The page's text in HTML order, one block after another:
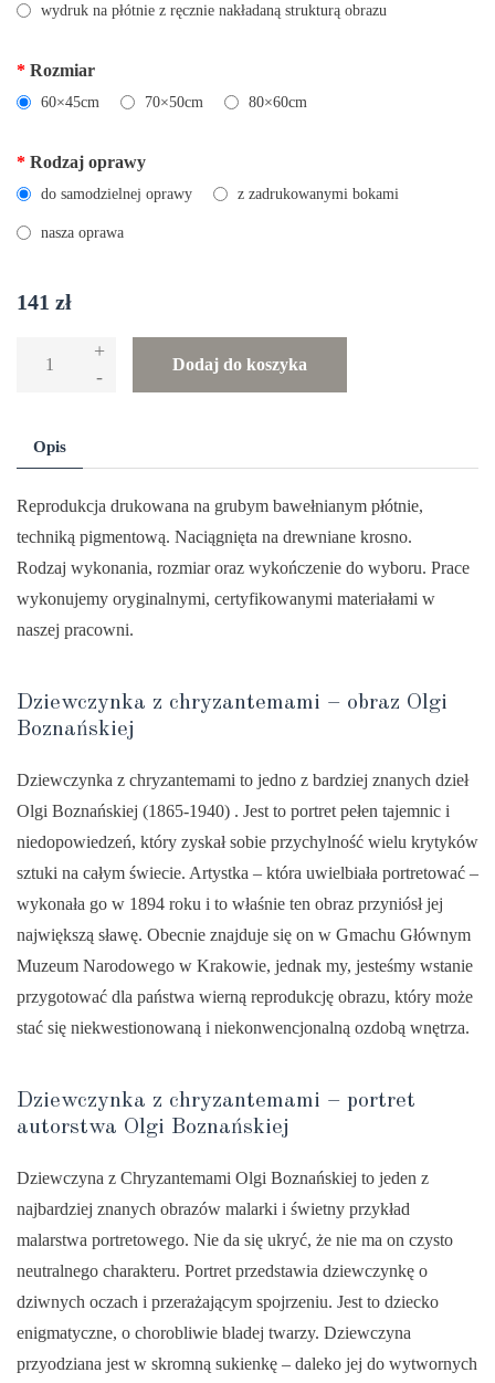
wydruk na płótnie z ręcznie nakładaną strukturą obrazu
* Rozmiar
60×45cm 70×50cm 80×60cm
* Rodzaj oprawy
do samodzielnej oprawy z zadrukowanymi bokami
nasza oprawa
141 zł
Reprodukcja
"Dziewczynka
z
chryzantemami"
-
Olga
Boznańska
+
-
Dodaj do koszyka
Opis
Reprodukcja drukowana na grubym bawełnianym płótnie,
techniką pigmentową. Naciągnięta na drewniane krosno.
Rodzaj wykonania, rozmiar oraz wykończenie do wyboru. Prace
wykonujemy oryginalnymi, certyfikowanymi materiałami w
naszej pracowni.
Dziewczynka z chryzantemami – obraz Olgi
Boznańskiej
Dziewczynka z chryzantemami to jedno z bardziej znanych dzieł
Olgi Boznańskiej (1865-1940) . Jest to portret pełen tajemnic i
niedopowiedzeń, który zyskał sobie przychylność wielu krytyków
sztuki na całym świecie. Artystka – która uwielbiała portretować –
wykonała go w 1894 roku i to właśnie ten obraz przyniósł jej
największą sławę. Obecnie znajduje się on w Gmachu Głównym
Muzeum Narodowego w Krakowie, jednak my, jesteśmy wstanie
przygotować dla państwa wierną reprodukcję obrazu, który może
stać się niekwestionowaną i niekonwencjonalną ozdobą wnętrza.
Dziewczynka z chryzantemami – portret
autorstwa Olgi Boznańskiej
Dziewczyna z Chryzantemami Olgi Boznańskiej to jeden z
najbardziej znanych obrazów malarki i świetny przykład
malarstwa portretowego. Nie da się ukryć, że nie ma on czysto
neutralnego charakteru. Portret przedstawia dziewczynkę o
dziwnych oczach i przerażającym spojrzeniu. Jest to dziecko
enigmatyczne, o chorobliwie bladej twarzy. Dziewczyna
przyodziana jest w skromną sukienkę – daleko jej do wytwornych